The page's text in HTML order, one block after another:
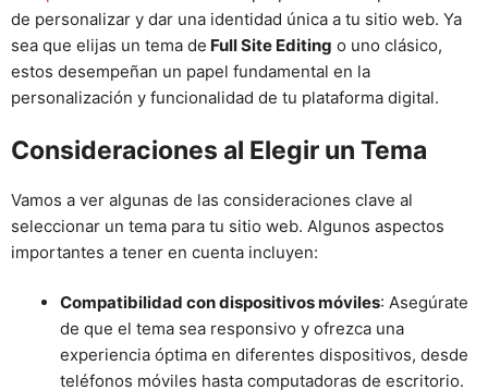
de personalizar y dar una identidad única a tu sitio web. Ya
sea que elijas un tema de Full Site Editing o uno clásico,
estos desempeñan un papel fundamental en la
personalización y funcionalidad de tu plataforma digital.
Consideraciones al Elegir un Tema
Vamos a ver algunas de las consideraciones clave al
seleccionar un tema para tu sitio web. Algunos aspectos
importantes a tener en cuenta incluyen:
Compatibilidad con dispositivos móviles: Asegúrate
de que el tema sea responsivo y ofrezca una
experiencia óptima en diferentes dispositivos, desde
teléfonos móviles hasta computadoras de escritorio.